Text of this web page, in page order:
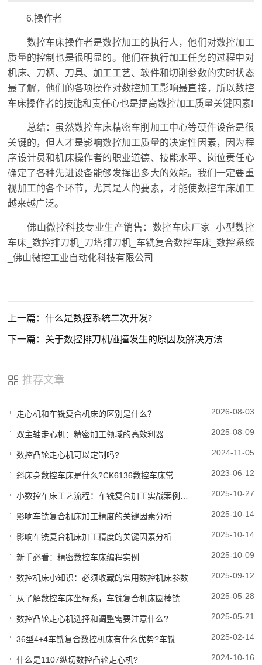
6.操作者
数控车床操作者是数控加工的执行人，他们对数控加工
质量的控制也是很明显的。他们在执行加工任务的过程中对
机床、刀柄、刀具、加工工艺、软件和切削参数的实时状态
最了解，他们的各项操作对数控加工影响最直接，所以数控
车床操作者的技能和责任心也是提高数控加工质量关键因素!
总结：虽然数控车床精密车削加工中心等硬件设备是很
关键的，但人才是影响数控加工质量的决定性因素，因为程
序设计员和机床操作者的职业道德、技能水平、岗位责任心
确定了各种先进设备能够发挥出多大的效能。我们一定要重
视加工的各个环节，尤其是人的要素，才能使数控车床加工
越来越广泛。
佛山微控科技专业生产销售：数控车床厂家_小型数控
车床_数控排刀机_刀塔排刀机_车铣复合数控车床_数控系统
_佛山微控工业自动化科技有限公司
上一篇：什么是数控系统二次开发?
下一篇：关于数控排刀机碰撞发生的原因及解决方法
推荐文章
走心机和车铣复合机床的区别是什么？ 2026-08-03
双主轴走心机：精密加工领域的高效利器 2025-08-09
数控凸轮走心机可以定制吗? 2024-11-05
2023-06-12
2025-10-27
影响车铣复合机床加工精度的关键因素分析 2025-10-14
影响车铣复合机床加工精度的关键因素分析 2025-10-14
新手必看：精密数控车床编程实例 2025-10-09
数控机床小知识：必须收藏的常用数控机床参数 2025-09-12
2025-05-28
数控凸轮走心机选择和调整需要注意什么? 2025-05-21
2025-02-14
什么是1107纵切数控凸轮走心机? 2024-10-16